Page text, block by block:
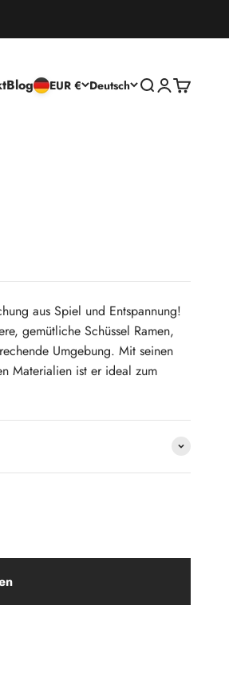
Blog EUR € Deutsch Suche öffnen
aus Spiel und Entspannung!
gemütliche Schüssel Ramen,
Umgebung. Mit seinen
Materialien ist er ideal zum